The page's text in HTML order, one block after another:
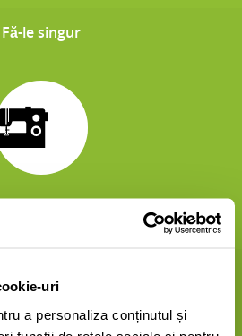
uri
a personaliza conținutul și
Fă-le singur
Puncte
responsabilă